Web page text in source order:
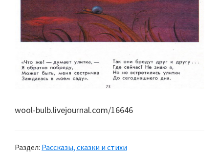
wool-bulb.livejournal.com/16646
Раздел: Рассказы, сказки и стихи